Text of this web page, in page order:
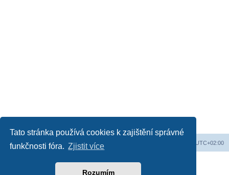
Tato stránka používá cookies k zajištění správné
funkčnosti fóra. Zjistit více
Rozumím
Obsah fóra UTC+02:00
Český překlad –